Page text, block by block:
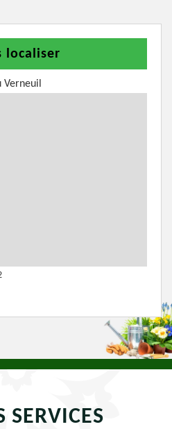
localiser
Verneuil
SERVICES